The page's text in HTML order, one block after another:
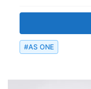
#AS ONE